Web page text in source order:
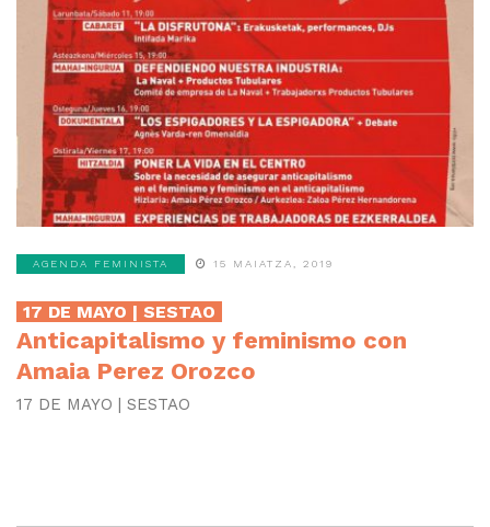
AGENDA FEMINISTA 15 MAIATZA, 2019
17 DE MAYO | SESTAO
Anticapitalismo y feminismo con
Amaia Perez Orozco
17 DE MAYO | SESTAO